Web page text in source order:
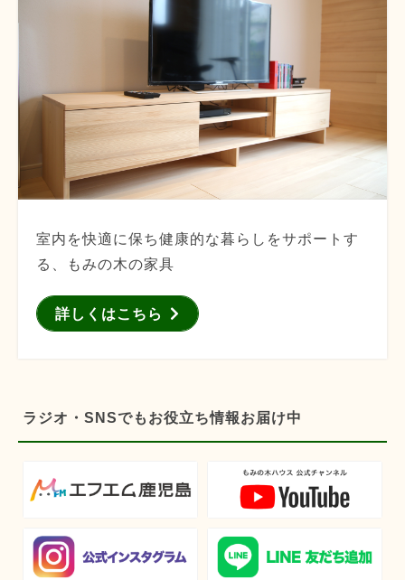
室内を快適に保ち健康的な暮らしをサポートす
る、もみの木の家具
詳しくはこちら
ラジオ・SNSでもお役立ち情報お届け中